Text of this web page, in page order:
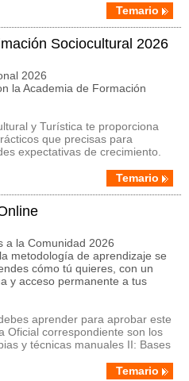
Temario
Sociocultural 2026
2026
la Academia de Formación
y Turística te proporciona
que precisas para
expectativas de crecimiento.
Temario
a la Comunidad 2026
metodología de aprendizaje se
cómo tú quieres, con un
y acceso permanente a tus
aprender para aprobar este
Oficial correspondiente son los
y técnicas manuales II: Bases
Temario